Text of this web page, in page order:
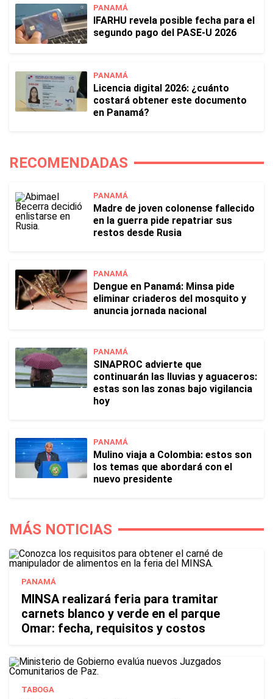
PANAMÁ
IFARHU revela posible fecha para el
segundo pago del PASE-U 2026
PANAMÁ
Licencia digital 2026: ¿cuánto
costará obtener este documento
en Panamá?
RECOMENDADAS
PANAMÁ
Madre de joven colonense fallecido
en la guerra pide repatriar sus
restos desde Rusia
PANAMÁ
Dengue en Panamá: Minsa pide
eliminar criaderos del mosquito y
anuncia jornada nacional
PANAMÁ
SINAPROC advierte que
continuarán las lluvias y aguaceros:
estas son las zonas bajo vigilancia
hoy
PANAMÁ
Mulino viaja a Colombia: estos son
los temas que abordará con el
nuevo presidente
MÁS NOTICIAS
PANAMÁ
MINSA realizará feria para tramitar
carnets blanco y verde en el parque
Omar: fecha, requisitos y costos
TABOGA